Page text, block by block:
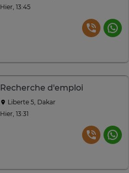
Hier, 13:45
Recherche d'emploi
Liberte 5, Dakar
Hier, 13:31